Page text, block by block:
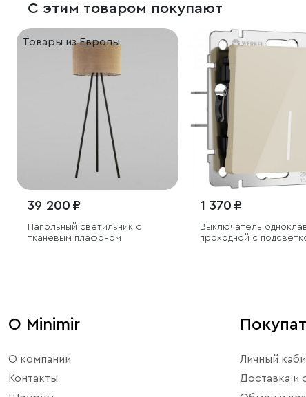
С этим товаром покупают
Товары из Европы
39 200 ₽
Напольный светильник с
тканевым плафоном
1 370 ₽
Выключатель
проходной с
О Minimir
О компании
Контакты
Личный
Доставка и